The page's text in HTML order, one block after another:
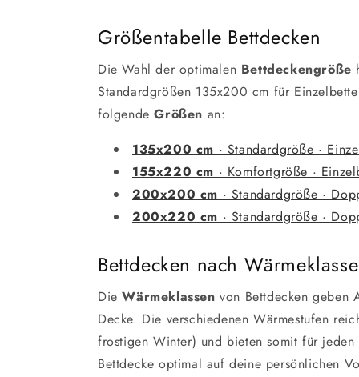
Größentabelle Bettdecken
Die Wahl der optimalen Bettdeckengröße
Standardgrößen 135x200 cm für
folgendeGrößen an:
135x200 cm · Standardgröße ·
155x220 cm · Komfortgröße ·
200x200 cm · Standardgröße ·
200x220 cm · Standardgröße ·
Bettdecken nach
DieWärmeklassenvon Bettdecken geben
Decke. Die verschiedenen Wärmestufen
frostigen Winter) und bieten somit für
Bettdecke optimal auf deine persönlichen